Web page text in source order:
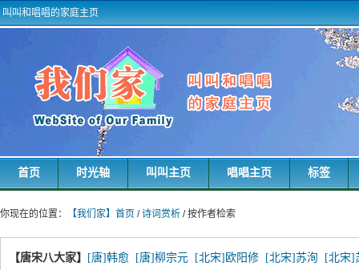
叫叫和唱唱的家庭主页
首页 时光轴 叫叫主页 唱唱主页 标签
你现在的位置： 【我们家】首页 /诗词赏析 / 按作者检索
【唐宋八大家】 [唐]韩愈 [唐]柳宗元 [北宋]欧阳修 [北宋]苏洵
[北宋]